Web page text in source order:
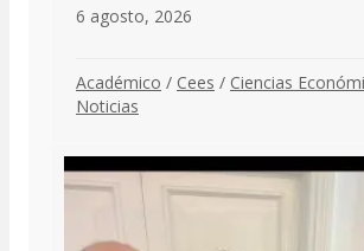
6 agosto, 2026
Académico / Cees / Ciencias
Noticias